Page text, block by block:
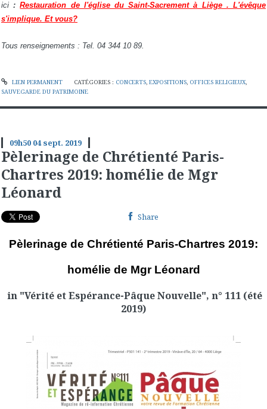
ici :Restauration de l'église du Saint-Sacrement à Liège . L'évêque
s'implique. Et vous?
Tous renseignements : Tel. 04 344 10 89.
LIEN PERMANENT CATÉGORIES : CONCERTS, EXPOSITIONS, OFFICES RELIGIEUX,
SAUVEGARDE DU PATRIMOINE
09h50 04 sept. 2019
Pèlerinage de Chrétienté Paris-
Chartres 2019: homélie de Mgr
Léonard
Share
Pèlerinage de Chrétienté Paris-Chartres 2019:
homélie de Mgr Léonard
in "Vérité et Espérance-Pâque Nouvelle", n° 111 (été
2019)